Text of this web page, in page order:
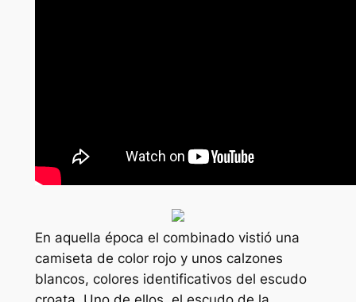
En aquella época el combinado vistió una
camiseta de color rojo y unos calzones
blancos, colores identificativos del escudo